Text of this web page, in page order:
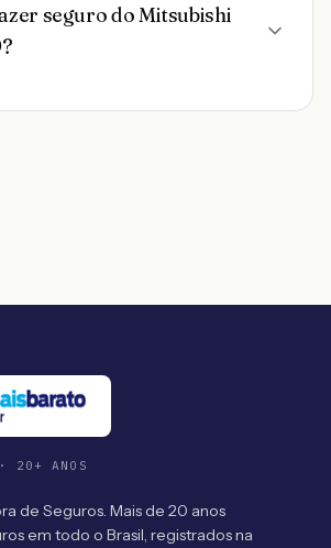
seguro do Mitsubishi
· 20+ ANOS
de Seguros. Mais de 20 anos
em todo o Brasil, registrados na